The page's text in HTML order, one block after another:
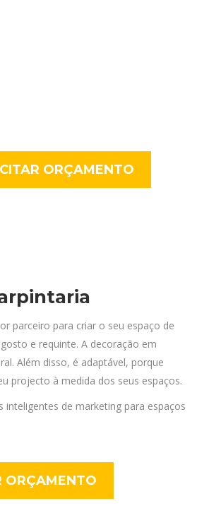
ORÇAMENTO
parceiro para criar o seu espaço de
e requinte. A decoração em
Além disso, é adaptável, porque
projecto à medida dos seus espaços.
inteligentes de marketing para espaços
ORÇAMENTO